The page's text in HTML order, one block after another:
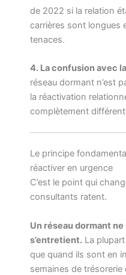
de 2022 si la relation
carrières sont longues
tenaces.
4. La confusion avec
réseau dormant n’est
la réactivation
complètement
Le principe
réactiver en urgence
C’est le point qui
consultants ratent.
Un réseau dormant
s’entretient. La
que quand ils sont en
semaines de